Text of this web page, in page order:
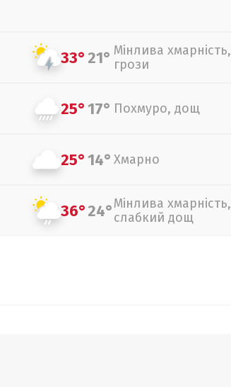
33°21° Мінлива хмарність,
грози
25°17° Похмуро, дощ
25°14° Хмарно
36°24°Мінлива хмарність,
слабкий дощ